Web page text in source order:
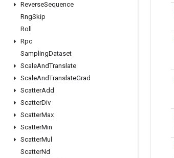
ReverseSequence
RngSkip
Roll
Rpc
SamplingDataset
ScaleAndTranslate
ScaleAndTranslateGrad
ScatterAdd
ScatterDiv
ScatterMax
ScatterMin
ScatterMul
ScatterNd